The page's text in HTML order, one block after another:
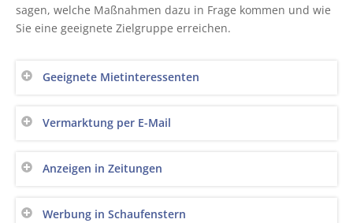
sagen, welche Maßnahmen dazu in Frage kommen und wie
Sie eine geeignete Zielgruppe erreichen.
Geeignete Mietinteressenten
Vermarktung per E-Mail
Anzeigen in Zeitungen
Werbung in Schaufenstern